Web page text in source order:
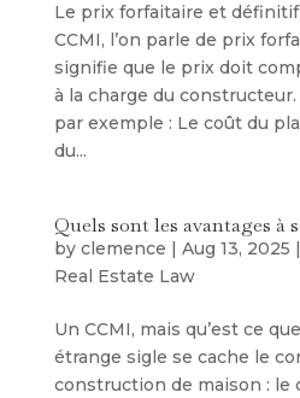
Le prix forfaitaire et définitif
CCMI, l’on parle de prix
signifie que le prix doit
à la charge du
par exemple : Le coût du
du...
Quels sont les avantages à
by clemence | Aug 13, 2025 |
Real Estate Law
Un CCMI, mais qu’est ce
étrange sigle se cache le
construction de maison : le